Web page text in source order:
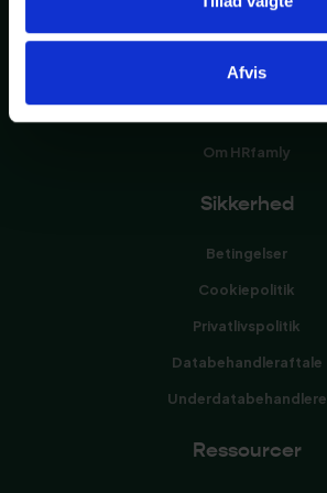
Afvis
Platform
Funktioner
Om HRfamly
Sikkerhed
Betingelser
Cookiepolitik
Privatlivspolitik
Databehandleraftale
Underdatabehandlere
Ressourcer